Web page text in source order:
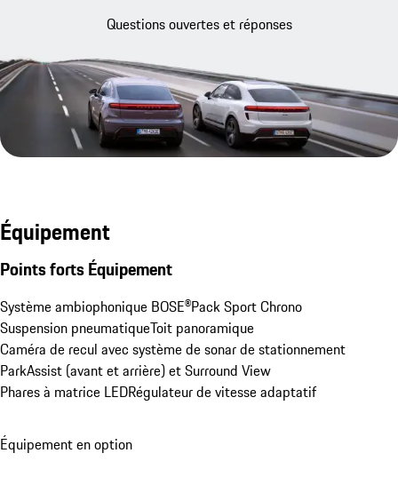
Questions ouvertes et réponses
Équipement
Points forts Équipement
Système ambiophonique BOSE®Pack Sport Chrono
Suspension pneumatiqueToit panoramique
Caméra de recul avec système de sonar de stationnement
ParkAssist (avant et arrière) et Surround View
Phares à matrice LEDRégulateur de vitesse adaptatif
Équipement en option